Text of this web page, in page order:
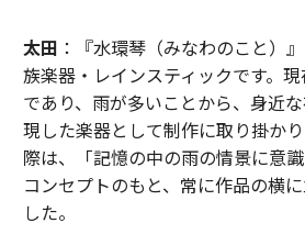
太田 ：『水環琴（みなわのこと）
族楽器・レインスティックです。
であり、雨が多いことから、身近
現した楽器として制作に取り掛か
際は、「記憶の中の雨の情景に意
コンセプトのもと、常に作品の横
した。